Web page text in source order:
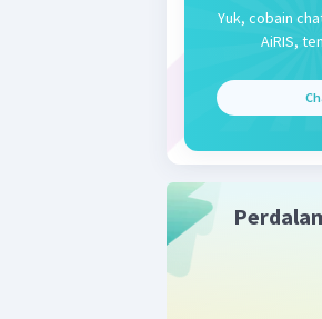
Yuk, cobain
AiRIS,